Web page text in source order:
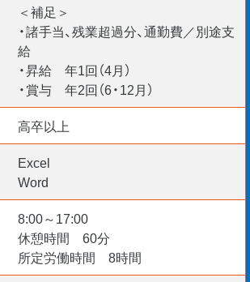
＜補足＞
・諸手当、残業超過分、通勤費／別途支
給
・昇給 年1回（4月）
・賞与 年2回（6・12月）
高卒以上
Excel
Word
8:00～17:00
休憩時間 60分
所定労働時間 8時間